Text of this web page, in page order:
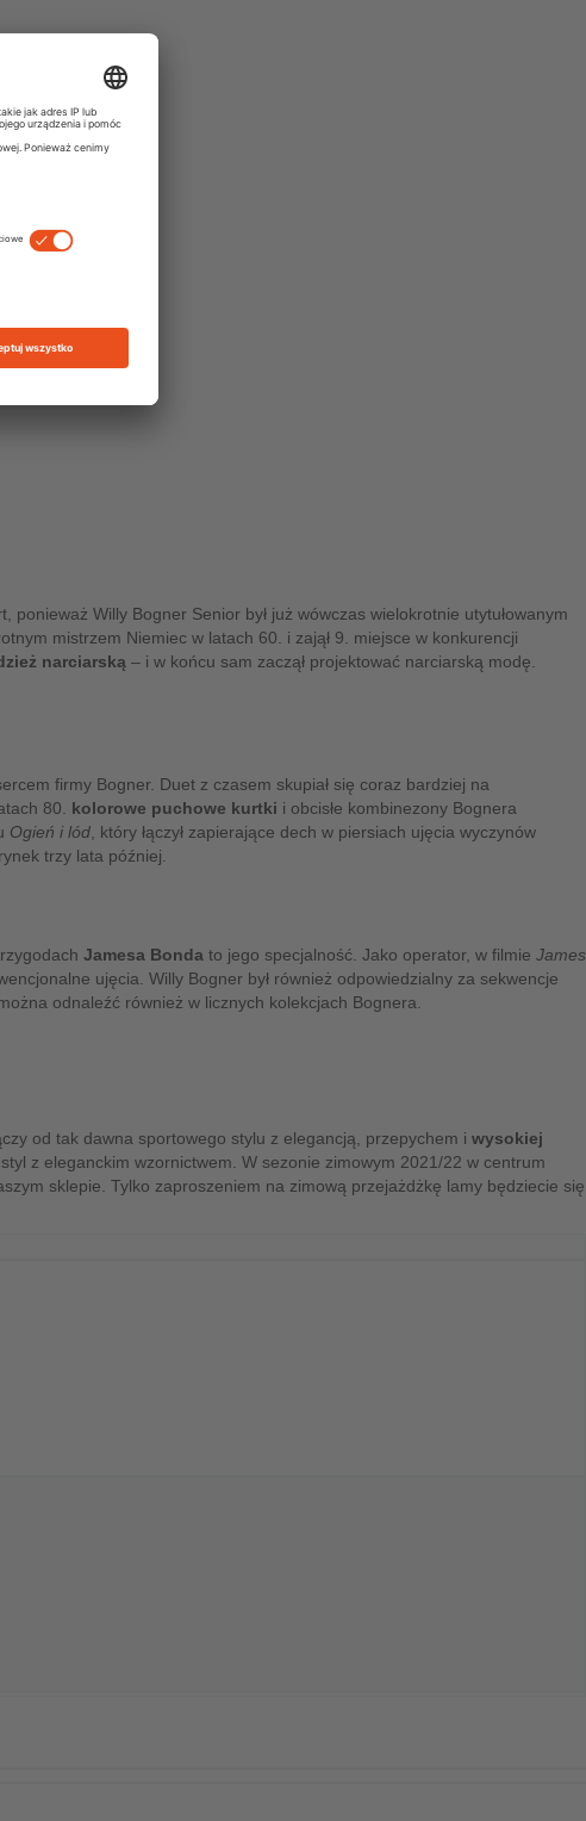
Willy Bogner Senior był już wówczas wielokrotnie utytułowanym
mistrzem Niemiec w latach 60. i zajął 9. miejsce w konkurencji
narciarską – i w końcu sam zaczął projektować narciarską modę.
firmy Bogner. Duet z czasem skupiał się coraz bardziej na
80. kolorowe puchowe kurtki i obcisłe kombinezony Bognera
Ogień i lód , który łączył zapierające dech w piersiach ujęcia wyczynów
trzy lata później.
Jamesa Bonda to jego specjalność. Jako operator, w filmie James
ujęcia. Willy Bogner był również odpowiedzialny za sekwencje
odnaleźć również w licznych kolekcjach Bognera.
od tak dawna sportowego stylu z elegancją, przepychem i wysokiej
z eleganckim wzornictwem. W sezonie zimowym 2021/22 w centrum
sklepie. Tylko zaproszeniem na zimową przejażdżkę lamy będziecie się